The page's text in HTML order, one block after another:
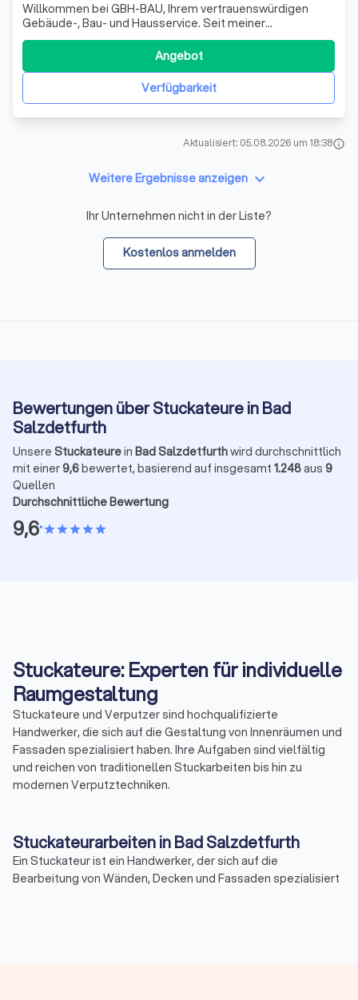
Willkommen bei GBH-BAU, Ihrem vertrauenswürdigen
Gebäude-, Bau- und Hausservice. Seit meiner
Gesellenprüfung zum Maurer im Jahr 1998 habe ich
kontinuierlich im Baugewerbe gearbeitet, als Verputzer,
Maurer und Stuckateur, und dabei 12 Jahre als Vorarbeiter
fungiert. Diese langjährige Erfahrung bildet
Verfügbarkeit
Angebot
Aktualisiert: 05.08.2026 um 18:38info
Weitere Ergebnisse anzeigen keyboard_arrow_down
Ihr Unternehmen nicht in der Liste?
Kostenlos anmelden
Bewertungen über Stuckateure in Bad
Salzdetfurth
Unsere Stuckateurein Bad Salzdetfurthwird durchschnittlich
mit einer9,6bewertet, basierend auf insgesamt 1.248aus 9
Quellen
Durchschnittliche Bewertung
9,6•starstarstarstarstar
Stuckateure: Experten für individuelle
Raumgestaltung
Stuckateure und Verputzer sind hochqualifizierte
Handwerker, die sich auf die Gestaltung von Innenräumen und
Fassaden spezialisiert haben. Ihre Aufgaben sind vielfältig
und reichen von traditionellen Stuckarbeiten bis hin zu
modernen Verputztechniken.
Stuckateurarbeiten in Bad Salzdetfurth
Ein Stuckateur ist ein Handwerker, der sich auf die
Bearbeitung von Wänden, Decken und Fassaden spezialisiert